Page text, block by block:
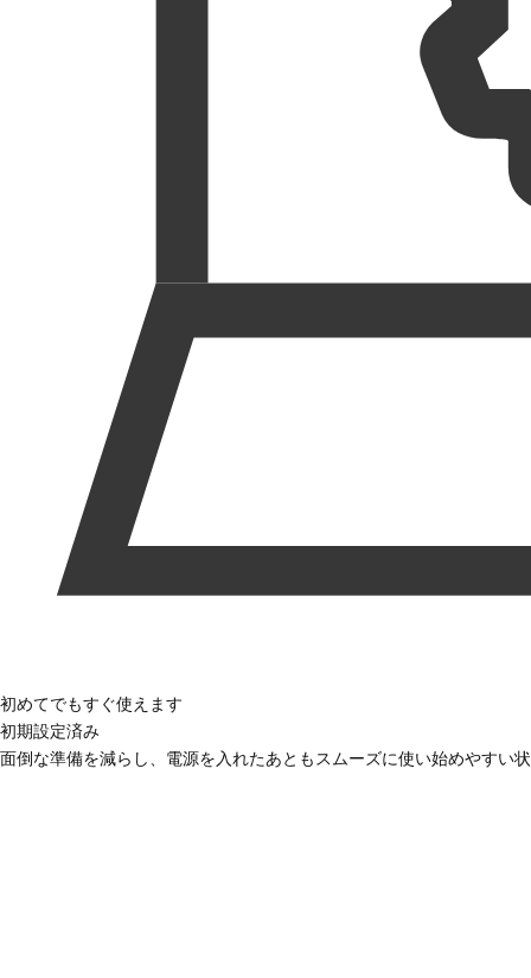
初めてでもすぐ使えます
初期設定済み
面倒な準備を減らし、電源を入れたあともスムーズに使い始めやすい